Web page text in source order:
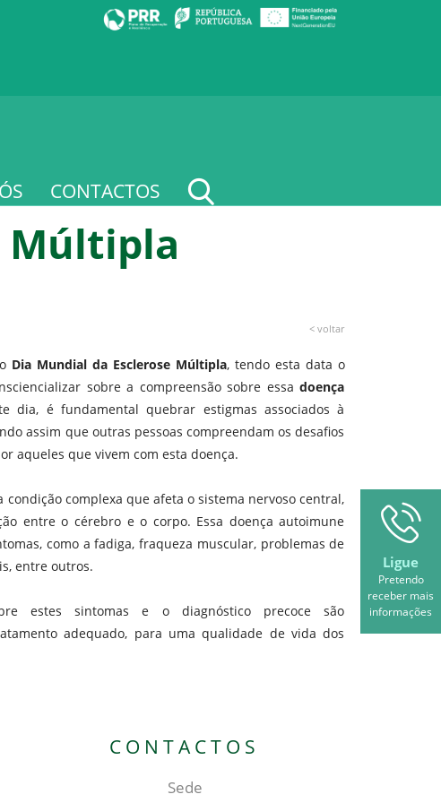
Ligue
Pretendo
receber mais
informações
CONTACTOS
Múltipla
< voltar
Dia Mundial da Esclerose Múltipla, tendo esta data o
sobre a compreensão sobre essadoença
dia, é fundamental quebrar estigmas associados à
assim que outras pessoas compreendam os desafios
aqueles que vivem com esta doença.
condição complexa que afeta o sistema nervoso central,
entre o cérebro e o corpo. Essa doença autoimune
como a fadiga, fraqueza muscular, problemas de
entre outros.
estes sintomas e o diagnóstico precoce são
adequado, para uma qualidade de vida dos
CONTACTOS
Sede